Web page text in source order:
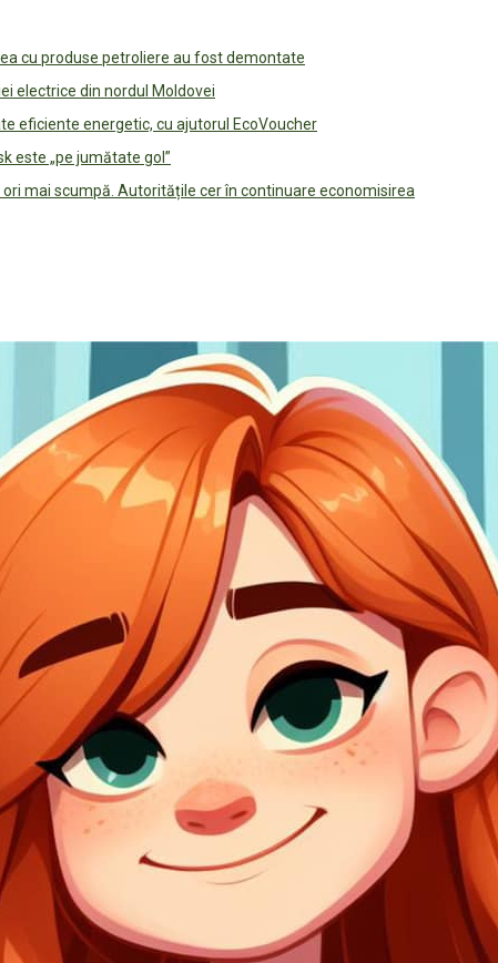
cu produse petroliere au fost demontate
electrice din nordul Moldovei
eficiente energetic, cu ajutorul EcoVoucher
este „pe jumătate gol”
mai scumpă. Autoritățile cer în continuare economisirea